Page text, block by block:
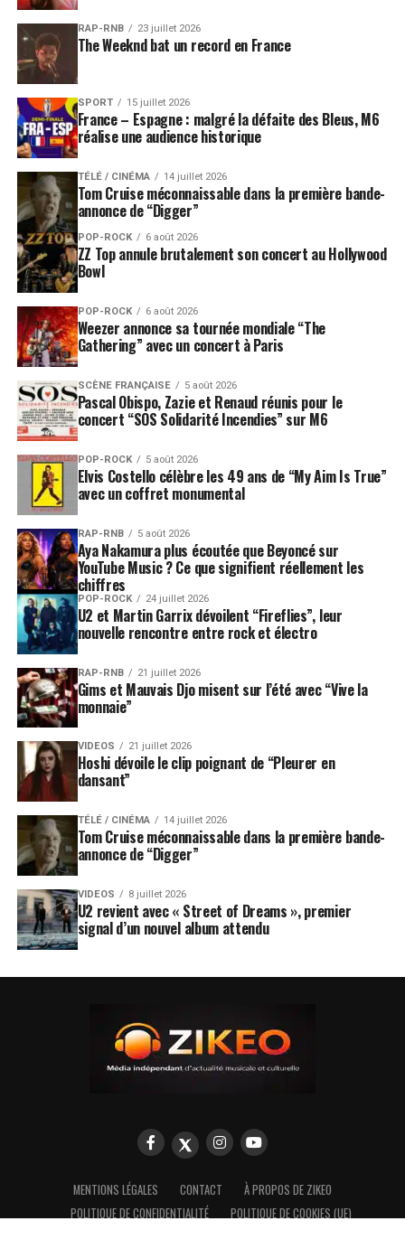
RAP-RNB 23 juillet 2026
The Weeknd bat un record en France
SPORT 15 juillet 2026
France – Espagne : malgré la défaite des Bleus, M6
réalise une audience historique
TÉLÉ / CINÉMA 14 juillet 2026
Tom Cruise méconnaissable dans la première bande-
annonce de “Digger”
POP-ROCK 6 août 2026
ZZ Top annule brutalement son concert au Hollywood
Bowl
POP-ROCK 6 août 2026
Weezer annonce sa tournée mondiale “The
Gathering” avec un concert à Paris
SCÈNE FRANÇAISE 5 août 2026
Pascal Obispo, Zazie et Renaud réunis pour le
concert “SOS Solidarité Incendies” sur M6
POP-ROCK 5 août 2026
Elvis Costello célèbre les 49 ans de “My Aim Is True”
avec un coffret monumental
RAP-RNB 5 août 2026
Aya Nakamura plus écoutée que Beyoncé sur
YouTube Music ? Ce que signifient réellement les
chiffres
POP-ROCK 24 juillet 2026
U2 et Martin Garrix dévoilent “Fireflies”, leur
nouvelle rencontre entre rock et électro
RAP-RNB 21 juillet 2026
Gims et Mauvais Djo misent sur l’été avec “Vive la
monnaie”
VIDEOS 21 juillet 2026
Hoshi dévoile le clip poignant de “Pleurer en
dansant”
TÉLÉ / CINÉMA 14 juillet 2026
Tom Cruise méconnaissable dans la première bande-
annonce de “Digger”
VIDEOS 8 juillet 2026
U2 revient avec « Street of Dreams », premier
signal d’un nouvel album attendu
MENTIONS LÉGALES CONTACT
À PROPOS DE ZIKEO
POLITIQUE DE CONFIDENTIALITÉ
POLITIQUE DE COOKIES (UE)